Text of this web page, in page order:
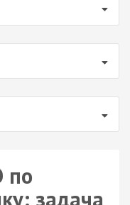
по
задача